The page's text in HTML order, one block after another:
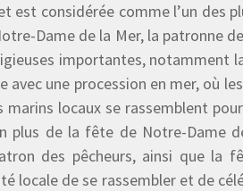
est considérée comme l’un des
Dame de la Mer, la patronne
importantes, notamment
une procession en mer, où
locaux se rassemblent
plus de la fête de Notre-Dame
des pêcheurs, ainsi que la
locale de se rassembler et de